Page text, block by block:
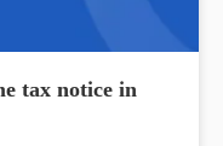
tax notice in